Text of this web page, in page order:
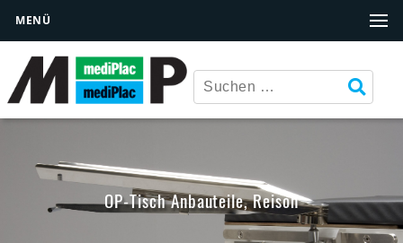
MENÜ
OP-Tisch Anbauteile, Reison